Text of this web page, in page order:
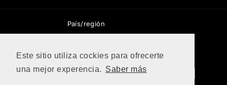
Este sitio utiliza cockies para ofrecerte
una mejor experencia. Saber más
País/región